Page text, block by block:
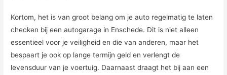
Kortom, het is van groot belang om je auto regelmatig te laten
checken bij een autogarage in Enschede. Dit is niet alleen
essentieel voor je veiligheid en die van anderen, maar het
bespaart je ook op lange termijn geld en verlengt de
levensduur van je voertuig. Daarnaast draagt het bij aan een